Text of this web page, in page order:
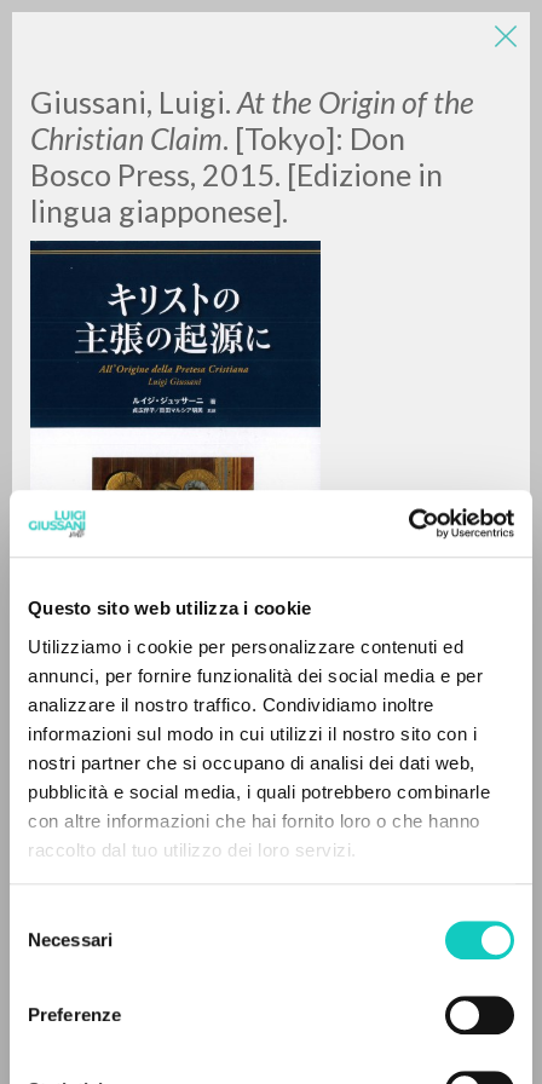
Questo sito web utilizza i cookie
Utilizziamo i cookie per personalizzare contenuti ed
annunci, per fornire funzionalità dei social media e per
analizzare il nostro traffico. Condividiamo inoltre
informazioni sul modo in cui utilizzi il nostro sito con i
nostri partner che si occupano di analisi dei dati web,
pubblicità e social media, i quali potrebbero combinarle
con altre informazioni che hai fornito loro o che hanno
raccolto dal tuo utilizzo dei loro servizi.
delNecessari
Preferenze
Giussani, Luigi. At the Origin of the
Christian Claim. [Tokyo]: Don
Bosco Press, 2015. [Edizione in
lingua giapponese].
Giussani LuigiAutore
Don Bosco Press
Giapponese
2015
Pagine: 164
ULTIMO AGGIORNAMENTO
LUIGI
GIUSSANI
0DOCUMENTI TROVATI
RISULTATI SUCCESSIVI